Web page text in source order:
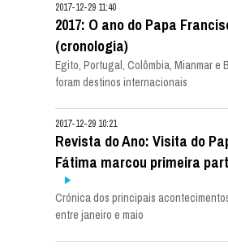
2017-12-29 11:40
2017: O ano do Papa
(cronologia)
Egito, Portugal, Colômbia, Mianmar e
foram destinos internacionais
2017-12-29 10:21
Revista do Ano: Visita do
Fátima marcou primeira
Crónica dos principais
entre janeiro e maio